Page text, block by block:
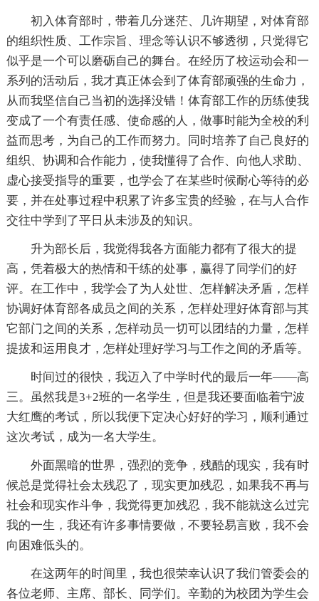
初入体育部时，带着几分迷茫、几许期望，对体育部
的组织性质、工作宗旨、理念等认识不够透彻，只觉得它
似乎是一个可以磨砺自己的舞台。在经历了校运动会和一
系列的活动后，我才真正体会到了体育部顽强的生命力，
从而我坚信自己当初的选择没错！体育部工作的历练使我
变成了一个有责任感、使命感的人，做事时能为全校的利
益而思考，为自己的工作而努力。同时培养了自己良好的
组织、协调和合作能力，使我懂得了合作、向他人求助、
虚心接受指导的重要，也学会了在某些时候耐心等待的必
要，并在处事过程中积累了许多宝贵的经验，在与人合作
交往中学到了平日从未涉及的知识。
升为部长后，我觉得我各方面能力都有了很大的提
高，凭着极大的热情和干练的处事，赢得了同学们的好
评。在工作中，我学会了为人处世、怎样解决矛盾，怎样
协调好体育部各成员之间的关系，怎样处理好体育部与其
它部门之间的关系，怎样动员一切可以团结的力量，怎样
提拔和运用良才，怎样处理好学习与工作之间的矛盾等。
时间过的很快，我迈入了中学时代的最后一年——高
三。虽然我是3+2班的一名学生，但是我还要面临着宁波
大红鹰的考试，所以我便下定决心好好的学习，顺利通过
这次考试，成为一名大学生。
外面黑暗的世界，强烈的竞争，残酷的现实，我有时
候总是觉得社会太残忍了，现实更加残忍，如果我不再与
社会和现实作斗争，我觉得更加残忍，我不能就这么过完
我的一生，我还有许多事情要做，不要轻易言败，我不会
向困难低头的。
在这两年的时间里，我也很荣幸认识了我们管委会的
各位老师、主席、部长、同学们。辛勤的为校团为学生会